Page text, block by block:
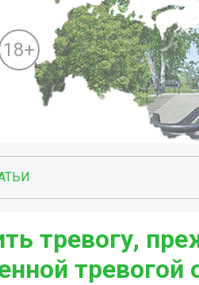
18+
тревогу,
тревогой